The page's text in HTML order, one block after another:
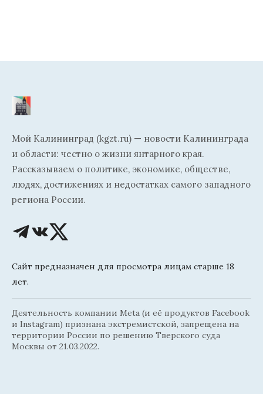
Мой Калининград (kgzt.ru) — новости Калининграда
и области: честно о жизни янтарного края.
Рассказываем о политике, экономике, обществе,
людях, достижениях и недостатках самого западного
региона России.
Сайт предназначен для просмотра лицам старше 18
лет.
Деятельность компании Meta (и её продуктов Facebook
и Instagram) признана экстремистской, запрещена на
территории России по решению Тверского суда
Москвы от 21.03.2022.